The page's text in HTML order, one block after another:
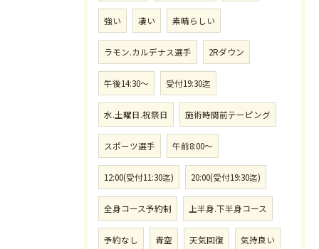
強い 凄い 素晴らしい
ラモン.カルデナス選手 2Rダウン
午後14:30〜 受付19:30迄
水.土曜日.祝祭日 施術時間前テーピング
スポーツ選手 午前8:00〜
12:00(受付11:30迄) 20:00(受付19:30迄)
全身コース予約制 上半身.下半身コース
予約なし 青空 天気回復 気持良い